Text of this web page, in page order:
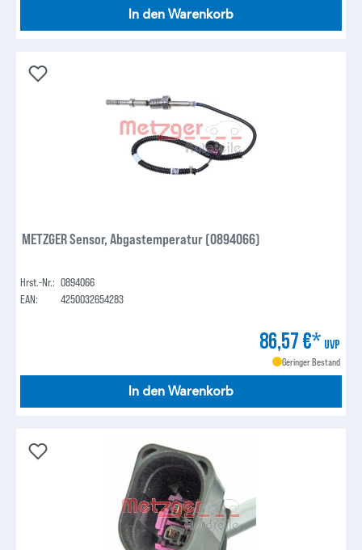
In den Warenkorb
METZGER Sensor, Abgastemperatur (0894066)
Hrst.-Nr.: 0894066
EAN:
4250032654283
86,57 €* UVP
Geringer Bestand
In den Warenkorb